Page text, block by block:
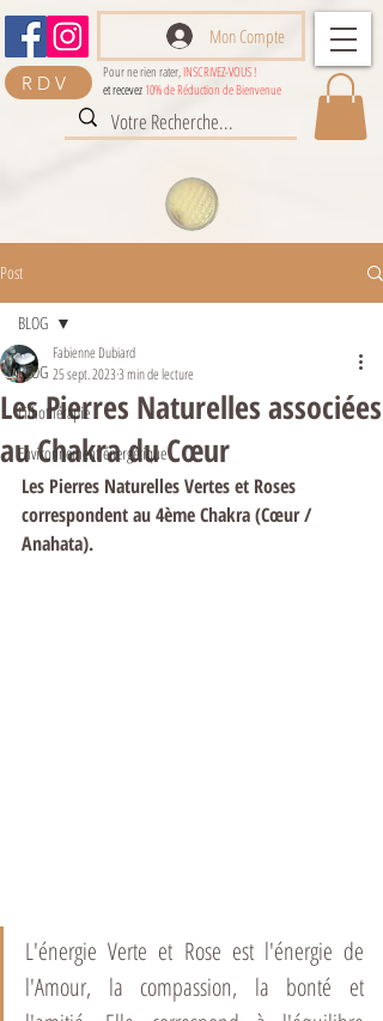
Mon Compte
Pour ne rien rater,INSCRIVEZ-VOUS !
et recevez 10% de Réduction de Bienvenue
RDV
Post
BLOG
Lithothérapie
Environnement énergétique
BLOG
Les Pierres Naturelles associées
au Chakra du Cœur
Fabienne Dubiard
25 sept. 20233 min de lecture
Les Pierres Naturelles Vertes et Roses
correspondent au 4ème Chakra (Cœur /
Anahata).
L'énergie Verte et Rose est l'énergie de
l'Amour, la compassion, la bonté et